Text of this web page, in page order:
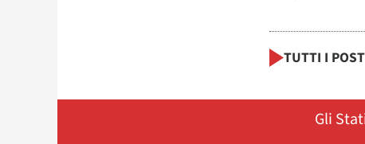
TUTTI I POST
Gli